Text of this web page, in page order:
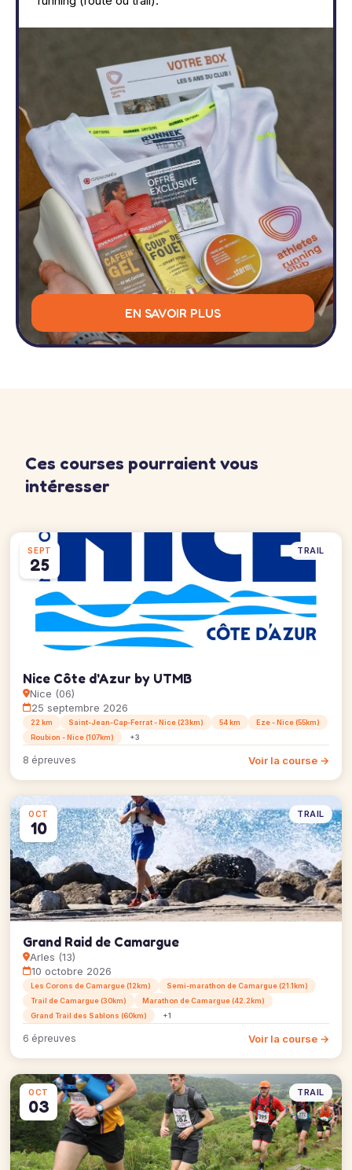
EN SAVOIR PLUS
Ces courses pourraient vous
intéresser
SEPT
25
TRAIL
Nice Côte d'Azur by UTMB
Nice (06)
25 septembre 2026
22 km Saint-Jean-Cap-Ferrat - Nice (23km) 54 km
Eze - Nice (55km)
Roubion - Nice (107km)
+3
8 épreuves Voir la course →
OCT
10
TRAIL
Grand Raid de Camargue
Arles (13)
10 octobre 2026
Les Corons de Camargue (12km)
Semi-marathon de Camargue (21.1km)
Trail de Camargue (30km)
Marathon de Camargue (42.2km)
Grand Trail des Sablons (60km)
+1
6 épreuves Voir la course →
OCT
03
TRAIL